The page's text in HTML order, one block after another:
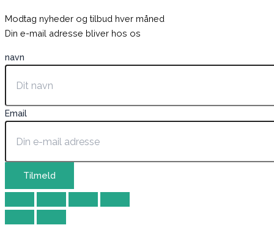
Modtag nyheder og tilbud hver måned
Din e-mail adresse bliver hos os
navn
Email
Tilmeld